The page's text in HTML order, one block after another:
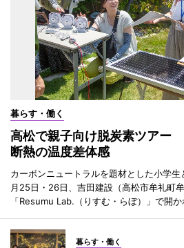
暮らす・働く
高松で親子向け脱炭素ツアー
断熱の温度差体感
カーボンニュートラルを題材とした小学
月25日・26日、吉田建設（高松市牟礼町
「Resumu Lab.（りすむ・らぼ）」で開か
暮らす・働く